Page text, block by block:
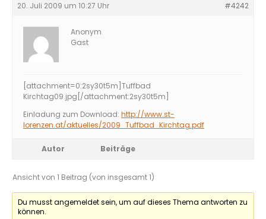
20. Juli 2009 um 10:27 Uhr #4242
Anonym
Gast
[attachment=0:2sy30t5m] Tuffbad
Kirchtag09.jpg [/attachment:2sy30t5m]
Einladung zum Download: http://www.st-
lorenzen.at/aktuelles/2009_Tuffbad_Kirchtag.pdf
Autor Beiträge
Ansicht von 1 Beitrag (von insgesamt 1)
Du musst angemeldet sein, um auf dieses Thema antworten zu
können.